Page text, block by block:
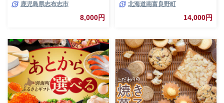
1.8kg(900g×2袋) p8-142-2w
鹿児島県志布志市
8,000円
スナック スナック菓子 ポテト
チップ チップス ポテト 芋 菓子
お菓子 おやつ 箱 農協 ギフト
北海道南富良野町
14,000円